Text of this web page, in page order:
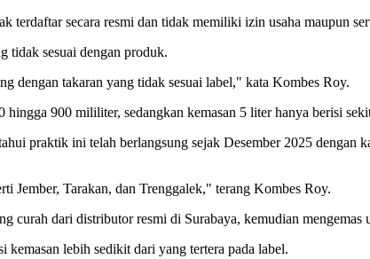
terdaftar secara resmi dan tidak memiliki izin usaha maupun
tidak sesuai dengan produk.
dengan takaran yang tidak sesuai label," kata Kombes Roy.
hingga 900 mililiter, sedangkan kemasan 5 liter hanya berisi
praktik ini telah berlangsung sejak Desember 2025
Jember, Tarakan, dan Trenggalek," terang Kombes Roy.
curah dari distributor resmi di Surabaya, kemudian
kemasan lebih sedikit dari yang tertera pada label.